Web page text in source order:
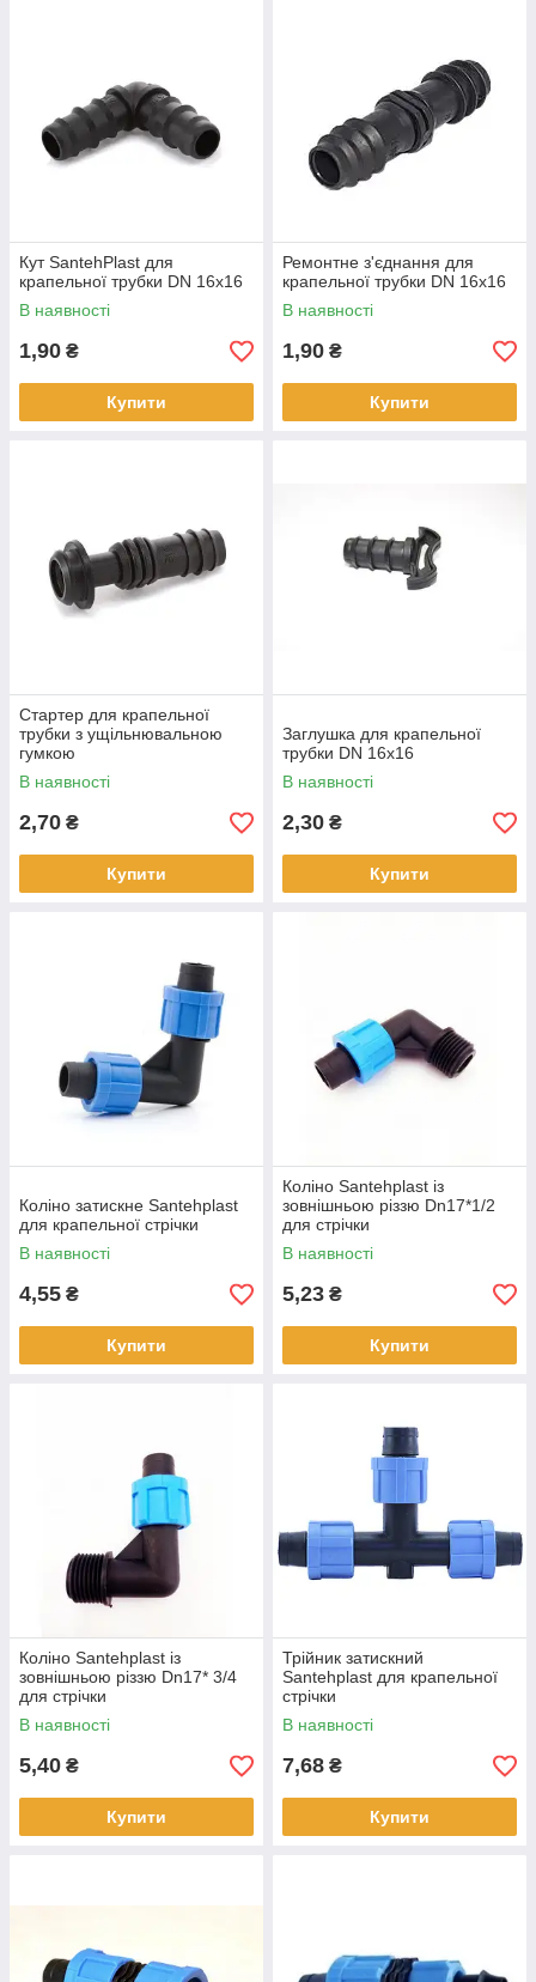
Кут SantehPlast для
крапельної трубки DN 16х16
В наявності
1,90 ₴
Купити
Ремонтне з'єднання для
крапельної трубки DN 16х16
В наявності
1,90 ₴
Купити
Стартер для крапельної
трубки з ущільнювальною
гумкою
В наявності
2,70 ₴
Купити
Заглушка для крапельної
трубки DN 16х16
В наявності
2,30 ₴
Купити
Коліно затискне Santehplast
для крапельної стрічки
В наявності
4,55 ₴
Купити
Коліно Santehplast із
зовнішньою різзю Dn17*1/2
для стрічки
В наявності
5,23 ₴
Купити
Коліно Santehplast із
зовнішньою різзю Dn17* 3/4
для стрічки
В наявності
5,40 ₴
Купити
Трійник затискний
Santehplast для крапельної
стрічки
В наявності
7,68 ₴
Купити